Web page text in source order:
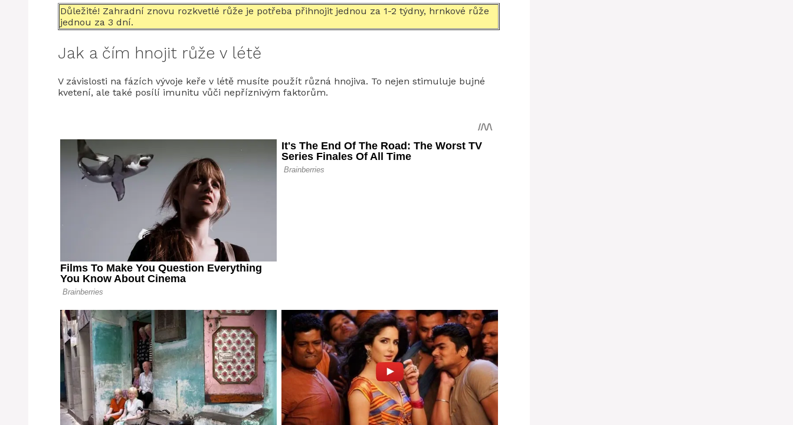
Důležité! Zahradní znovu rozkvetlé růže je potřeba přihnojit jednou za 1-2 týdny, hrnkové růže
jednou za 3 dní.
Jak a čím hnojit růže v létě
V závislosti na fázích vývoje keře v létě musíte použít různá hnojiva. To nejen stimuluje bujné
kvetení, ale také posílí imunitu vůči nepříznivým faktorům.